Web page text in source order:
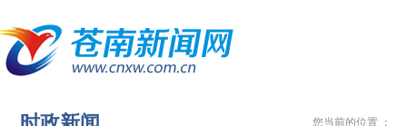
您当前的位置 ：